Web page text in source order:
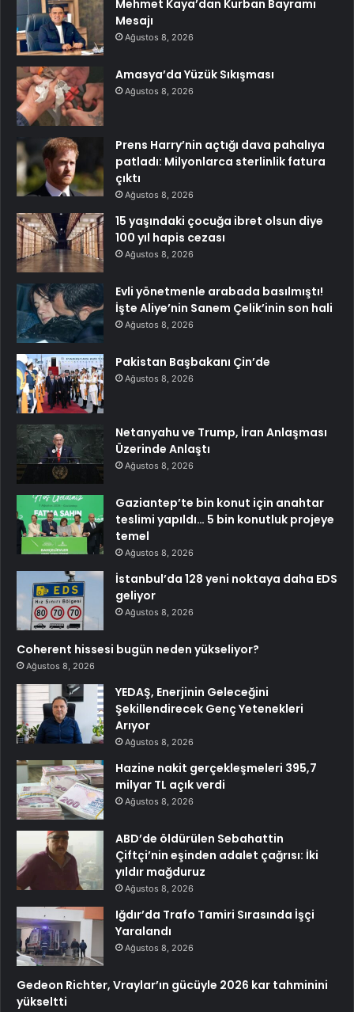
Mehmet Kaya’dan Kurban Bayramı
Mesajı
Ağustos 8, 2026
Amasya’da Yüzük Sıkışması
Ağustos 8, 2026
Prens Harry’nin açtığı dava pahalıya
patladı: Milyonlarca sterlinlik fatura
çıktı
Ağustos 8, 2026
15 yaşındaki çocuğa ibret olsun diye
100 yıl hapis cezası
Ağustos 8, 2026
Evli yönetmenle arabada basılmıştı!
İşte Aliye’nin Sanem Çelik’inin son hali
Ağustos 8, 2026
Pakistan Başbakanı Çin’de
Ağustos 8, 2026
Netanyahu ve Trump, İran Anlaşması
Üzerinde Anlaştı
Ağustos 8, 2026
Gaziantep’te bin konut için anahtar
teslimi yapıldı… 5 bin konutluk projeye
temel
Ağustos 8, 2026
İstanbul’da 128 yeni noktaya daha EDS
geliyor
Ağustos 8, 2026
Coherent hissesi bugün neden yükseliyor?
Ağustos 8, 2026
YEDAŞ, Enerjinin Geleceğini
Şekillendirecek Genç Yetenekleri
Arıyor
Ağustos 8, 2026
Hazine nakit gerçekleşmeleri 395,7
milyar TL açık verdi
Ağustos 8, 2026
ABD’de öldürülen Sebahattin
Çiftçi’nin eşinden adalet çağrısı: İki
yıldır mağduruz
Ağustos 8, 2026
Iğdır’da Trafo Tamiri Sırasında İşçi
Yaralandı
Ağustos 8, 2026
Gedeon Richter, Vraylar’ın gücüyle 2026 kar tahminini
yükseltti